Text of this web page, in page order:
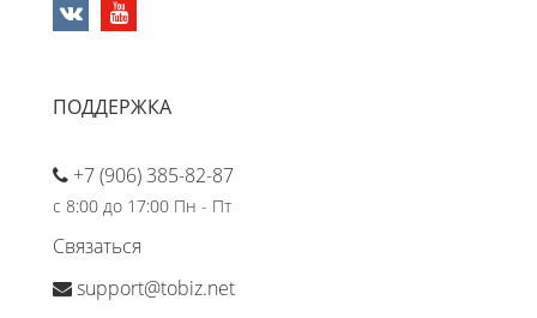
ПОДДЕРЖКА
+7 (906) 385-82-87
с 8:00 до 17:00 Пн - Пт
Связаться
support@tobiz.net